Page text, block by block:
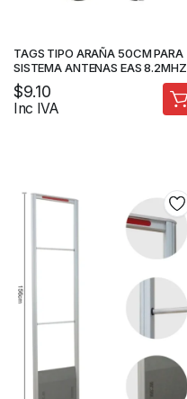
TAGS TIPO ARAÑA 50CM PARA
SISTEMA ANTENAS EAS 8.2MHZ
$9.10
Inc IVA